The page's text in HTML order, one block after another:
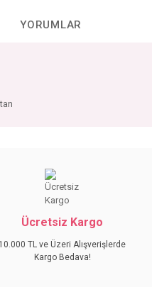
YORUMLAR
görüntülenemiyor.
bulunuyor.
pahalı.
Ücretsiz Kargo
10.000 TL ve Üzeri Alışverişlerde
Kargo Bedava!